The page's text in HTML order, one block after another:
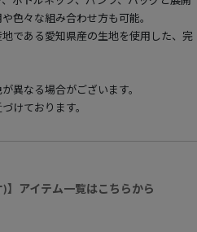
色々な組み合わせ方も可能。
である愛知県産の生地を使用した、完
異なる場合がございます。
けております。
)】アイテム一覧はこちらから